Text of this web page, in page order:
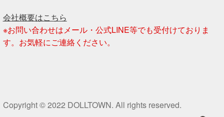
会社概要はこちら
※お問い合わせはメール・公式LINE等でも受付けておりま
す。お気軽にご連絡ください。
Copyright © 2022 DOLLTOWN. All rights reserved.